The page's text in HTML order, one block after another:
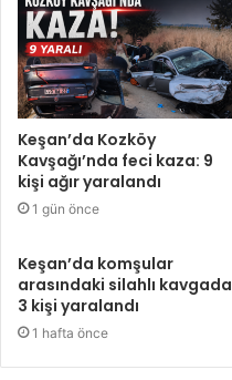
Keşan’da Kozköy
Kavşağı’nda feci kaza: 9
kişi ağır yaralandı
1 gün önce
Keşan’da komşular
arasındaki silahlı kavgada
3 kişi yaralandı
1 hafta önce